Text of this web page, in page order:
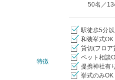
50名／
特徴
駅徒歩5分
和装挙式OK
貸切(フロア
ペット相談
提携神社有り
挙式のみOK